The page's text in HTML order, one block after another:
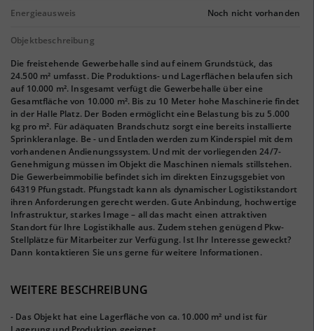
Energieausweis Noch nicht vorhanden
Objektbeschreibung
Die freistehende Gewerbehalle sind auf einem Grundstück, das
24.500 m² umfasst. Die Produktions- und Lagerflächen belaufen sich
auf 10.000 m². Insgesamt verfügt die Gewerbehalle über eine
Gesamtfläche von 10.000 m². Bis zu 10 Meter hohe Maschinerie findet
in der Halle Platz. Der Boden ermöglicht eine Belastung bis zu 5.000
kg pro m². Für adäquaten Brandschutz sorgt eine bereits installierte
Sprinkleranlage. Be - und Entladen werden zum Kinderspiel mit dem
vorhandenen Andienungssystem. Und mit der vorliegenden 24/7-
Genehmigung müssen im Objekt die Maschinen niemals stillstehen.
Die Gewerbeimmobilie befindet sich im direkten Einzugsgebiet von
64319 Pfungstadt. Pfungstadt kann als dynamischer Logistikstandort
ihren Anforderungen gerecht werden. Gute Anbindung, hochwertige
Infrastruktur, starkes Image – all das macht einen attraktiven
Standort für Ihre Logistikhalle aus. Zudem stehen genügend Pkw-
Stellplätze für Mitarbeiter zur Verfügung. Ist Ihr Interesse geweckt?
Dann kontaktieren Sie uns gerne für weitere Informationen.
WEITERE BESCHREIBUNG
- Das Objekt hat eine Lagerfläche von ca. 10.000 m² und ist für